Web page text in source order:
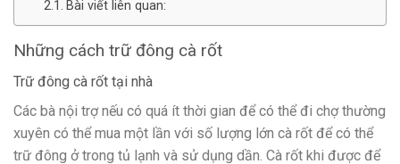
Bài viết liên quan:
Những cách trữ đông cà rốt
Trữ đông cà rốt tại nhà
Các bà nội trợ nếu có quá ít thời gian để có thể đi chợ thường
xuyên có thể mua một lần với số lượng lớn cà rốt để có thể
trữ đông ở trong tủ lạnh và sử dụng dần. Cà rốt khi được để